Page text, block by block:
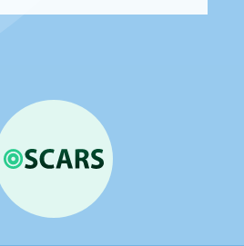
OSCARS